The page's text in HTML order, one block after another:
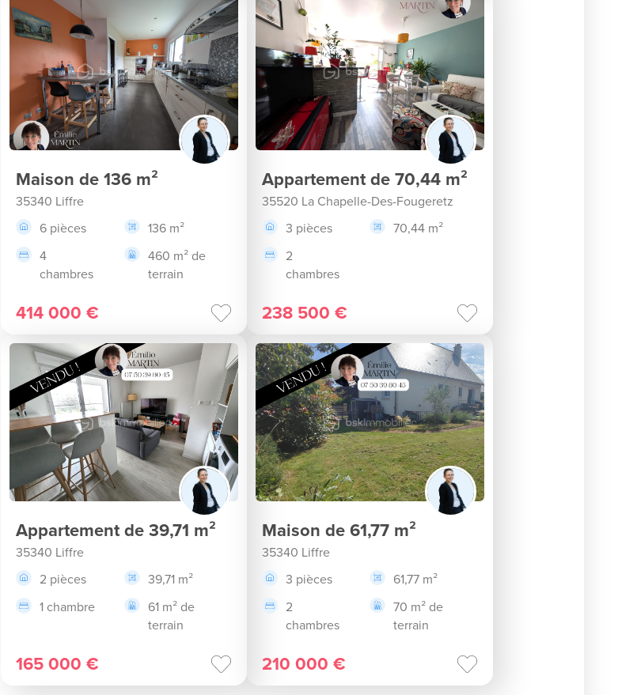
Maison de 136 m²
35340 Liffre
6 pièces
136 m²
4
chambres
460 m² de
terrain
414 000 €
Appartement de 70,44 m²
35520 La Chapelle-Des-Fougeretz
3 pièces
70,44 m²
2
chambres
238 500 €
Appartement de 39,71 m²
35340 Liffre
2 pièces
39,71 m²
1 chambre
61 m² de
terrain
165 000 €
Maison de 61,77 m²
35340 Liffre
3 pièces
61,77 m²
2
chambres
70 m² de
terrain
210 000 €